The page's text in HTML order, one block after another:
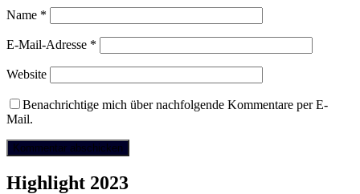
Name *
E-Mail-Adresse *
Website
Benachrichtige mich über nachfolgende Kommentare per E-
Mail.
Highlight 2023